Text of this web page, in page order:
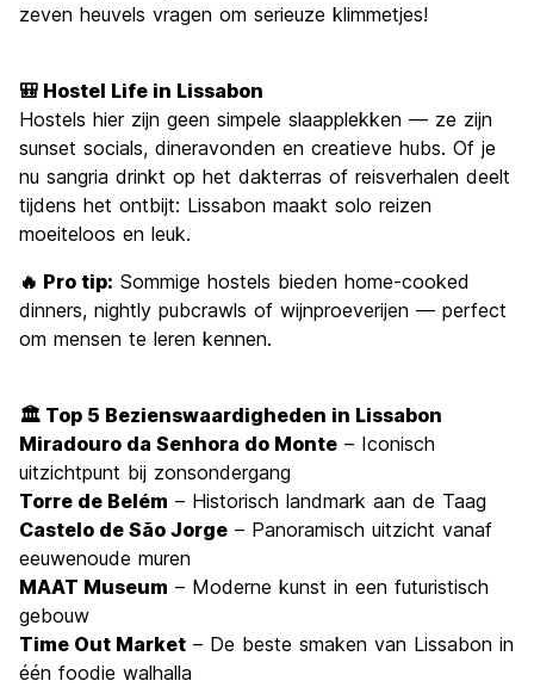
zeven heuvels vragen om serieuze klimmetjes!
🎒 Hostel Life in Lissabon
Hostels hier zijn geen simpele slaapplekken — ze zijn
sunset socials, dineravonden en creatieve hubs. Of je
nu sangria drinkt op het dakterras of reisverhalen deelt
tijdens het ontbijt: Lissabon maakt solo reizen
moeiteloos en leuk.
🔥 Pro tip: Sommige hostels bieden home-cooked
dinners, nightly pubcrawls of wijnproeverijen — perfect
om mensen te leren kennen.
🏛️ Top 5 Bezienswaardigheden in Lissabon
Miradouro da Senhora do Monte – Iconisch
uitzichtpunt bij zonsondergang
Torre de Belém – Historisch landmark aan de Taag
Castelo de São Jorge – Panoramisch uitzicht vanaf
eeuwenoude muren
MAAT Museum – Moderne kunst in een futuristisch
gebouw
Time Out Market – De beste smaken van Lissabon in
één foodie walhalla